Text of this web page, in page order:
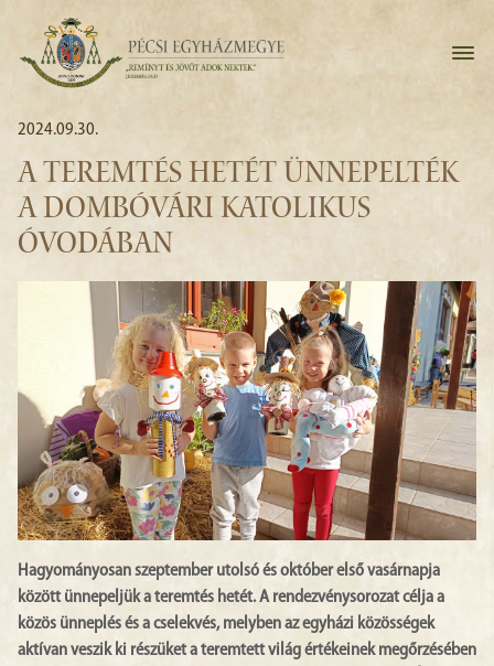
2024.09.30.
A TEREMTÉS HETÉT ÜNNEPELTÉK
A DOMBÓVÁRI KATOLIKUS
ÓVODÁBAN
Hagyományosan szeptember utolsó és október első vasárnapja
között ünnepeljük a teremtés hetét. A rendezvénysorozat célja a
közös ünneplés és a cselekvés, melyben az egyházi közösségek
aktívan veszik ki részüket a teremtett világ értékeinek megőrzésében